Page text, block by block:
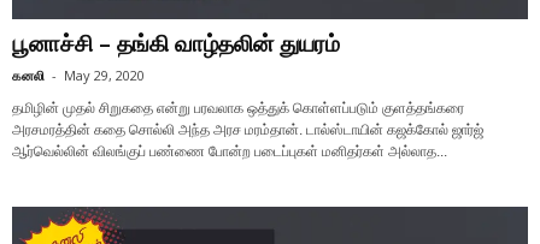
பூனாச்சி – தங்கி வாழ்தலின் துயரம்
கனலி - May 29, 2020
தமிழின் முதல் சிறுகதை என்று பரவலாக ஒத்துக் கொள்ளப்படும் குளத்தங்கரை
அரசமரத்தின் கதை சொல்லி அந்த அரச மரம்தான். டால்ஸ்டாயின் கஜக்கோல் ஜார்ஜ்
ஆர்வெல்லின் விலங்குப் பண்ணை போன்ற படைப்புகள் மனிதர்கள் அல்லாத...